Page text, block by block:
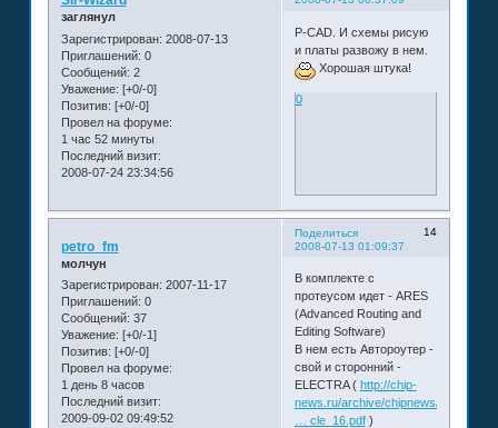
заглянул
Зарегистрирован: 2008-07-13
Приглашений: 0
Сообщений: 2
Уважение: [+0/-0]
Позитив: [+0/-0]
Провел на форуме:
1 час 52 минуты
Последний визит:
2008-07-24 23:34:56
P-CAD. И схемы рисую
и платы развожу в нем.
Хорошая штука!
0
Поделиться
14
2008-07-13 01:09:37
petro_fm
молчун
Зарегистрирован: 2007-11-17
Приглашений: 0
Сообщений: 37
Уважение: [+0/-1]
Позитив: [+0/-0]
Провел на форуме:
1 день 8 часов
Последний визит:
2009-09-02 09:49:52
В комплекте с
протеусом идет - ARES
(Advanced Routing and
Editing Software)
В нем есть Автороутер -
свой и сторонний -
ELECTRA ( http://chip-
news.ru/archive/chipnews/20
… cle_16.pdf)